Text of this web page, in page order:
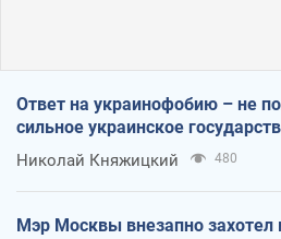
Ответ на украинофобию – не
сильное украинское
Николай Княжицкий 480
Мэр Москвы внезапно захотел